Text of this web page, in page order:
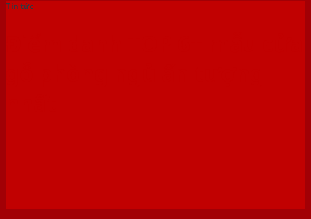
Tin tức